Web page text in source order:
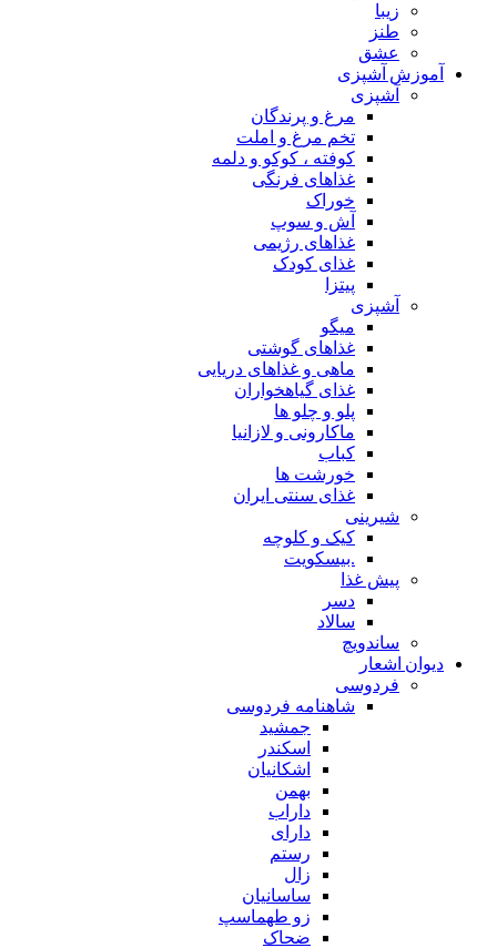
زیبا
طنز
عشق
آموزش آشپزی
آشپزی
مرغ و پرندگان
تخم مرغ و املت
کوفته ، کوکو و دلمه
غذاهای فرنگی
خوراک
آش و سوپ
غذاهای رژیمی
غذای کودک
پیتزا
آشپزی
میگو
غذاهای گوشتی
ماهی و غذاهای دریایی
غذای گیاهخواران
پلو و چلو ها
ماکارونی و لازانیا
کباب
خورشت ها
غذای سنتی ایران
شیرینی
کیک و کلوچه
.بیسکویت
پیش غذا
دسر
سالاد
ساندویچ
دیوان اشعار
فردوسی
شاهنامه فردوسی
جمشید
اسکندر
اشکانیان
بهمن
داراب
دارای
رستم
زال
ساسانیان
زو طهماسپ‏
ضحاک